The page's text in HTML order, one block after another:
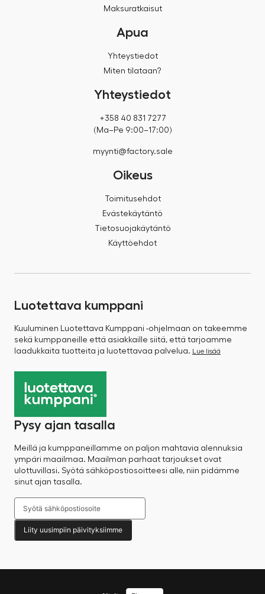
Maksuratkaisut
Apua
Yhteystiedot
Miten tilataan?
Yhteystiedot
+358 40 831 7277
(Ma–Pe 9:00–17:00)
myynti@factory.sale
Oikeus
Toimitusehdot
Evästekäytäntö
Tietosuojakäytäntö
Käyttöehdot
Luotettava kumppani
Kuuluminen Luotettava Kumppani -ohjelmaan on takeemme
sekä kumppaneille että asiakkaille siitä, että tarjoamme
laadukkaita tuotteita ja luotettavaa palvelua. Lue lisää
Pysy ajan tasalla
Meillä ja kumppaneillamme on paljon mahtavia alennuksia
ympäri maailmaa. Maailman parhaat tarjoukset ovat
ulottuvillasi. Syötä sähköpostiosoitteesi alle, niin pidämme
sinut ajan tasalla.
Liity uusimpiin päivityksiimme